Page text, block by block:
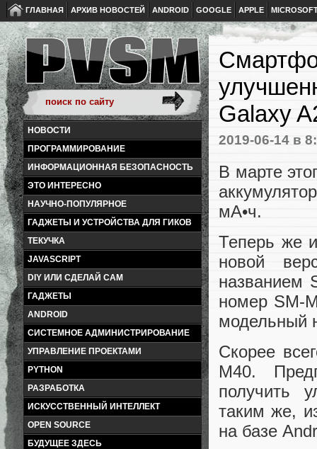
ГЛАВНАЯ АРХИВ НОВОСТЕЙ ANDROID GOOGLE APPLE
НОВОСТИ
ПРОГРАММИРОВАНИЕ
ИНФОРМАЦИОННАЯ БЕЗОПАСНОСТЬ
ЭТО ИНТЕРЕСНО
НАУЧНО-ПОПУЛЯРНОЕ
ГАДЖЕТЫ И УСТРОЙСТВА ДЛЯ ГИКОВ
ТЕКУЧКА
JAVASCRIPT
DIY ИЛИ СДЕЛАЙ САМ
ГАДЖЕТЫ
ANDROID
СИСТЕМНОЕ АДМИНИСТРИРОВАНИЕ
УПРАВЛЕНИЕ ПРОЕКТАМИ
PYTHON
РАЗРАБОТКА
ИСКУССТВЕННЫЙ ИНТЕЛЛЕКТ
OPEN SOURCE
БУДУЩЕЕ ЗДЕСЬ
Galaxy
2019-06-14 в
В марте
мА•ч.
Теперь же
новой
названием
номер SM-
модельный
Скорее
M40.
получить
таким же,
на базе